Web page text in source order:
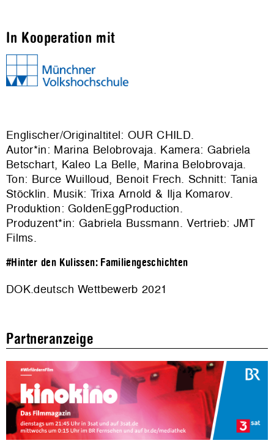
In Kooperation mit
Englischer/Originaltitel: OUR CHILD.
Autor*in: Marina Belobrovaja. Kamera: Gabriela
Betschart, Kaleo La Belle, Marina Belobrovaja.
Ton: Burce Wuilloud, Benoit Frech. Schnitt: Tania
Stöcklin. Musik: Trixa Arnold & Ilja Komarov.
Produktion:GoldenEggProduction.
Produzent*in: Gabriela Bussmann. Vertrieb: JMT
Films.
#Hinter den Kulissen: Familiengeschichten
DOK.deutsch Wettbewerb 2021
Partneranzeige